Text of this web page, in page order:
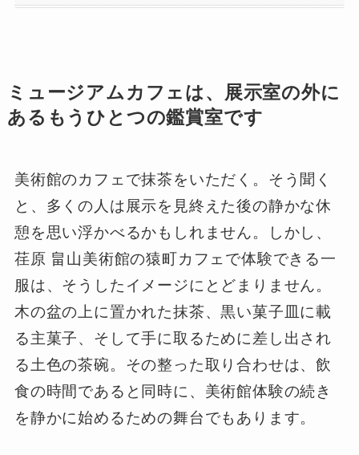
ミュージアムカフェは、展示室の外に
あるもうひとつの鑑賞室です
美術館のカフェで抹茶をいただく。そう聞く
と、多くの人は展示を見終えた後の静かな休
憩を思い浮かべるかもしれません。しかし、
荏原 畠山美術館の猿町カフェで体験できる一
服は、そうしたイメージにとどまりません。
木の盆の上に置かれた抹茶、黒い菓子皿に載
る主菓子、そして手に取るために差し出され
る土色の茶碗。その整った取り合わせは、飲
食の時間であると同時に、美術館体験の続き
を静かに始めるための舞台でもあります。